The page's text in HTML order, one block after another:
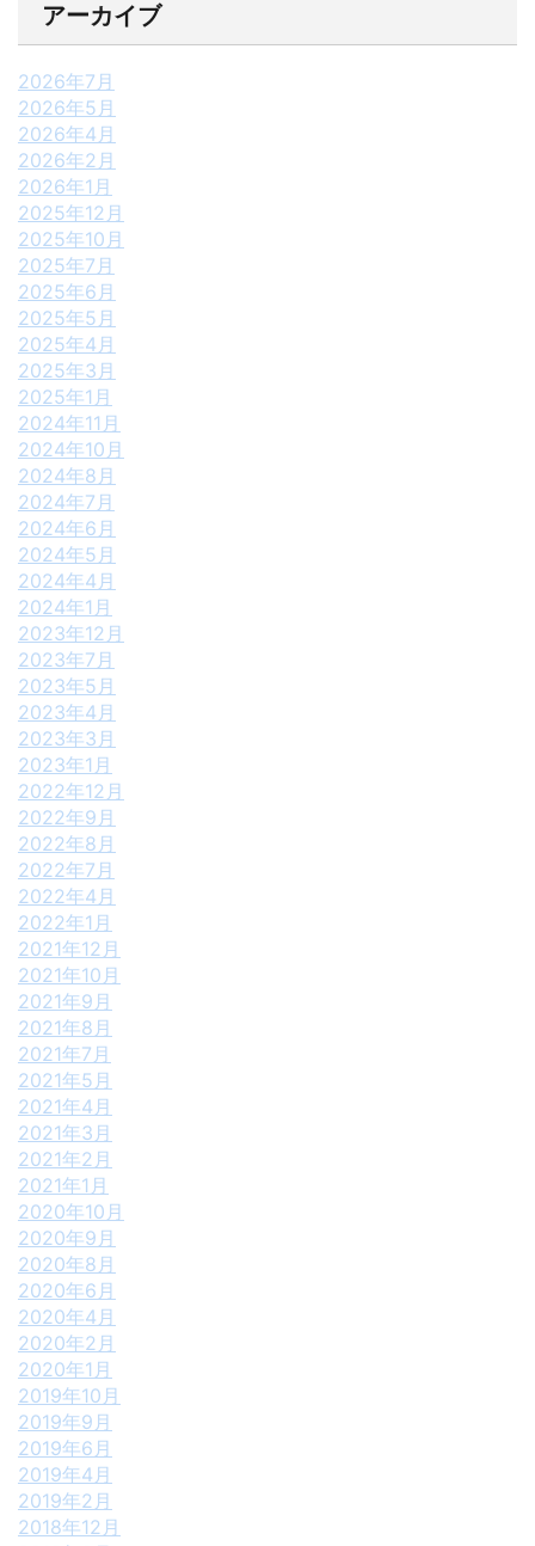
アーカイブ
2026年7月
2026年5月
2026年4月
2026年2月
2026年1月
2025年12月
2025年10月
2025年7月
2025年6月
2025年5月
2025年4月
2025年3月
2025年1月
2024年11月
2024年10月
2024年8月
2024年7月
2024年6月
2024年5月
2024年4月
2024年1月
2023年12月
2023年7月
2023年5月
2023年4月
2023年3月
2023年1月
2022年12月
2022年9月
2022年8月
2022年7月
2022年4月
2022年1月
2021年12月
2021年10月
2021年9月
2021年8月
2021年7月
2021年5月
2021年4月
2021年3月
2021年2月
2021年1月
2020年10月
2020年9月
2020年8月
2020年6月
2020年4月
2020年2月
2020年1月
2019年10月
2019年9月
2019年6月
2019年4月
2019年2月
2018年12月